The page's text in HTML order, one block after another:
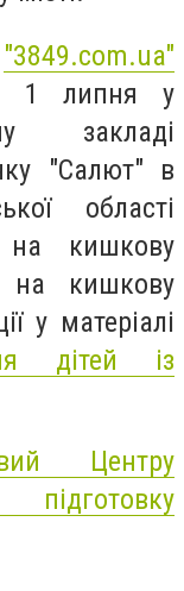
"3849.com.ua"
1 липня у
закладі
"Салют" в
області
на кишкову
на кишкову
у матеріалі
дітей із
Центру